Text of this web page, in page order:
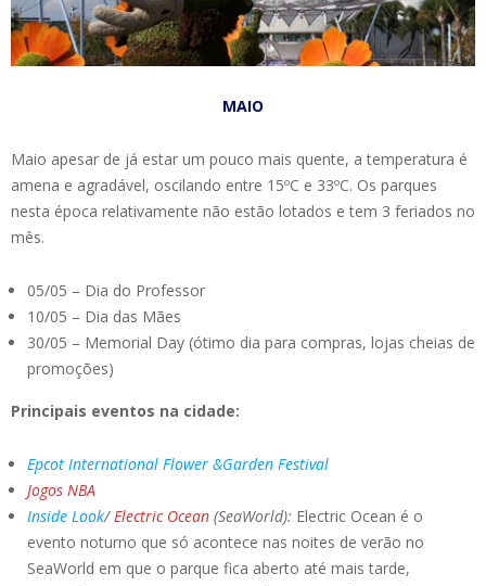
MAIO
Maio apesar de já estar um pouco mais quente, a temperatura é
amena e agradável, oscilando entre 15ºC e 33ºC. Os parques
nesta época relativamente não estão lotados e tem 3 feriados no
mês.
05/05 – Dia do Professor
10/05 – Dia das Mães
30/05 – Memorial Day (ótimo dia para compras, lojas cheias de
promoções)
Principais eventos na cidade:
Epcot International Flower &Garden Festival
Jogos NBA
Inside Look/Electric Ocean (SeaWorld): Electric Ocean é o
evento noturno que só acontece nas noites de verão no
SeaWorld em que o parque fica aberto até mais tarde,